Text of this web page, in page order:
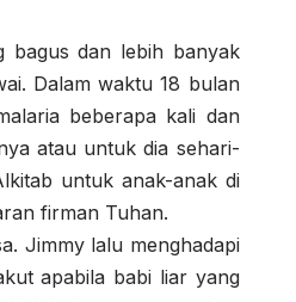
bagus dan lebih banyak
Dalam waktu 18 bulan
beberapa kali dan
atau untuk dia sehari-
untuk anak-anak di
firman Tuhan.
Jimmy lalu menghadapi
apabila babi liar yang